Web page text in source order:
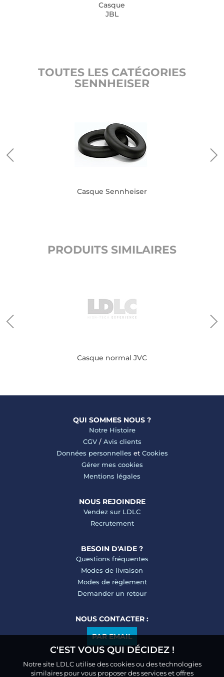
C'EST VOUS QUI DÉCIDEZ !
Notre site LDLC utilise des cookies ou des technologies
similaires pour vous proposer des services et offres
Casque
JBL
TOUTES LES CATÉGORIES
SENNHEISER
Casque Sennheiser
PRODUITS SIMILAIRES
Casque normal JVC
QUI SOMMES NOUS ?
Notre Histoire
CGV/ Avis clients
Données personnelles et Cookies
Gérer mes cookies
Mentions légales
NOUS REJOINDRE
Vendez sur LDLC
Recrutement
BESOIN D'AIDE ?
Questions fréquentes
Modes de livraison
Modes de règlement
Demander un retour
NOUS CONTACTER :
PAR EMAIL